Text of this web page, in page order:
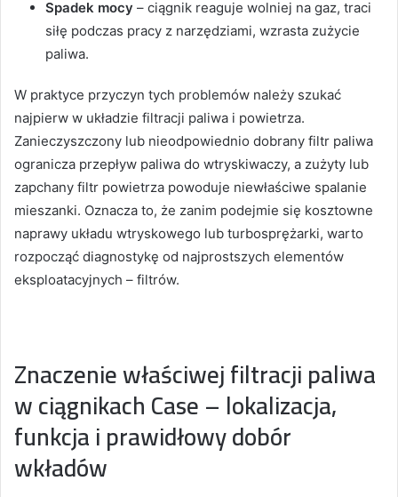
Spadek mocy – ciągnik reaguje wolniej na gaz, traci
siłę podczas pracy z narzędziami, wzrasta zużycie
paliwa.
W praktyce przyczyn tych problemów należy szukać
najpierw w układzie filtracji paliwa i powietrza.
Zanieczyszczony lub nieodpowiednio dobrany filtr paliwa
ogranicza przepływ paliwa do wtryskiwaczy, a zużyty lub
zapchany filtr powietrza powoduje niewłaściwe spalanie
mieszanki. Oznacza to, że zanim podejmie się kosztowne
naprawy układu wtryskowego lub turbosprężarki, warto
rozpocząć diagnostykę od najprostszych elementów
eksploatacyjnych – filtrów.
Znaczenie właściwej filtracji paliwa
w ciągnikach Case – lokalizacja,
funkcja i prawidłowy dobór
wkładów